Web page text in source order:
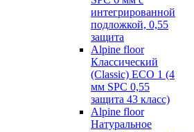
интегрированной
подложкой, 0,55
защита
Alpine floor
Классический
(Classic) ECO 1 (4
мм SPC 0,55
защита 43 класс)
Alpine floor
Натуральное